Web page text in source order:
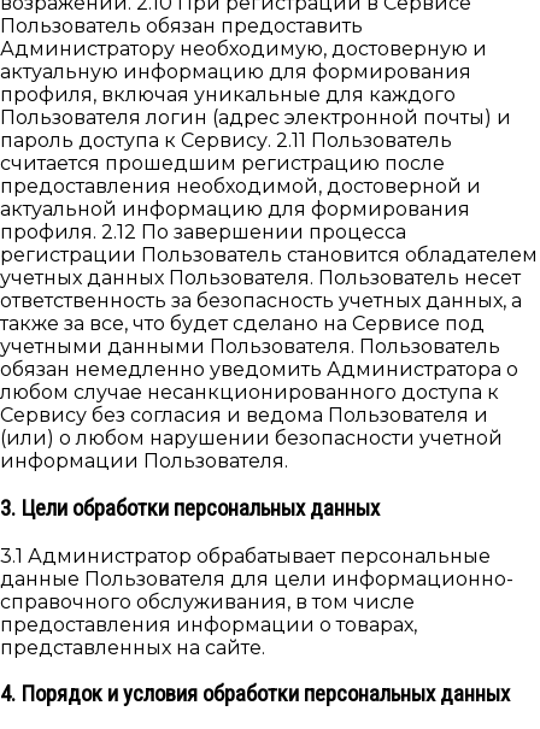
Пользователь обязан предоставить
Администратору необходимую, достоверную и
актуальную информацию для формирования
профиля, включая уникальные для каждого
Пользователя логин (адрес электронной почты) и
пароль доступа к Сервису. 2.11 Пользователь
считается прошедшим регистрацию после
предоставления необходимой, достоверной и
актуальной информацию для формирования
профиля. 2.12 По завершении процесса
регистрации Пользователь становится обладателем
учетных данных Пользователя. Пользователь несет
ответственность за безопасность учетных данных, а
также за все, что будет сделано на Сервисе под
учетными данными Пользователя. Пользователь
обязан немедленно уведомить Администратора о
любом случае несанкционированного доступа к
Сервису без согласия и ведома Пользователя и
(или) о любом нарушении безопасности учетной
информации Пользователя.
3. Цели обработки персональных данных
3.1 Администратор обрабатывает персональные
данные Пользователя для цели информационно-
справочного обслуживания, в том числе
предоставления информации о товарах,
представленных на сайте.
4. Порядок и условия обработки персональных данных